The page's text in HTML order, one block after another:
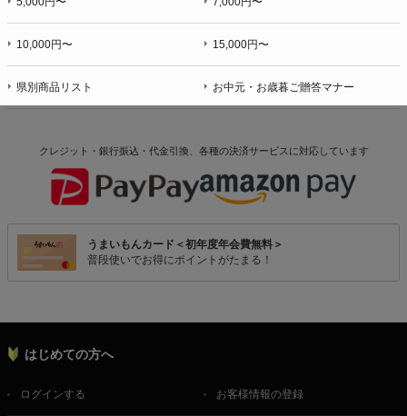
10,000円〜 15,000円〜
県別商品リスト お中元・お歳暮ご贈答マナー
クレジット・銀行振込・代金引換、各種の決済サービスに対応しています
うまいもんカード＜初年度年会費無料＞
普段使いでお得にポイントがたまる！
はじめての方へ
ログインする お客様情報の登録